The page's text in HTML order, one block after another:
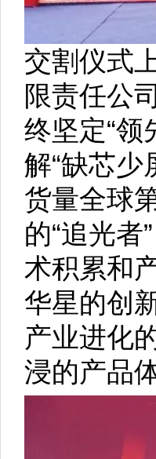
交割仪式
限责任公
终坚定“领
解“缺芯少
货量全球
的“追光
术积累和
华星的创
产业进化
浸的产品